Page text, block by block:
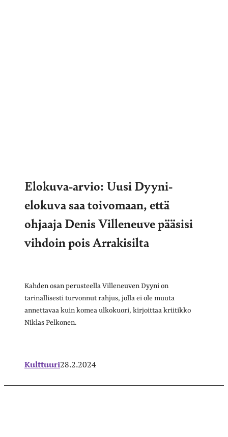
Elokuva-arvio: Uusi Dyyni-
elokuva saa toivomaan, että
ohjaaja Denis Villeneuve pääsisi
vihdoin pois Arrakisilta
Kahden osan perusteella Villeneuven Dyyni on
tarinallisesti turvonnut rahjus, jolla ei ole muuta
annettavaa kuin komea ulkokuori, kirjoittaa kriitikko
Niklas Pelkonen.
Kulttuuri28.2.2024